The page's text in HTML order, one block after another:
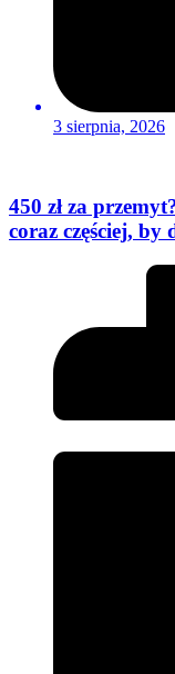
3 sierpnia, 2026
450 zł za
coraz częściej, by